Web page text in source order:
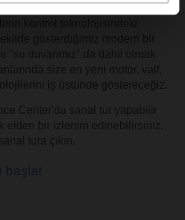
size en yeni motor, valf,
iş üstünde göstereceğiz.
Center'da sanal tur yapabilir
elden bir izlenim edinebilirsiniz.
tura çıkın.